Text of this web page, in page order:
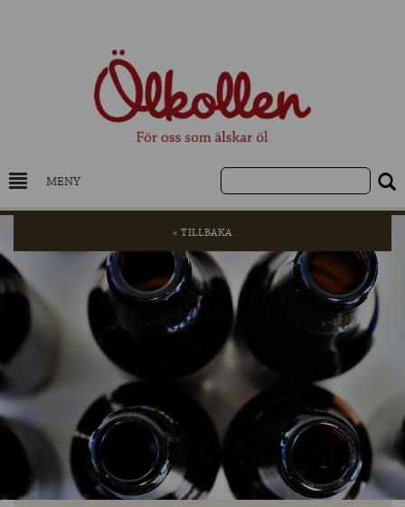
MENY
DRYCKESKUNSKAP
NYHETER
UTVALDA ÖL
UTVALDA CIDER
UTVALDA DESTILLAT
OM ÖLKOLLEN
KONTAKTA OSS
« TILLBAKA